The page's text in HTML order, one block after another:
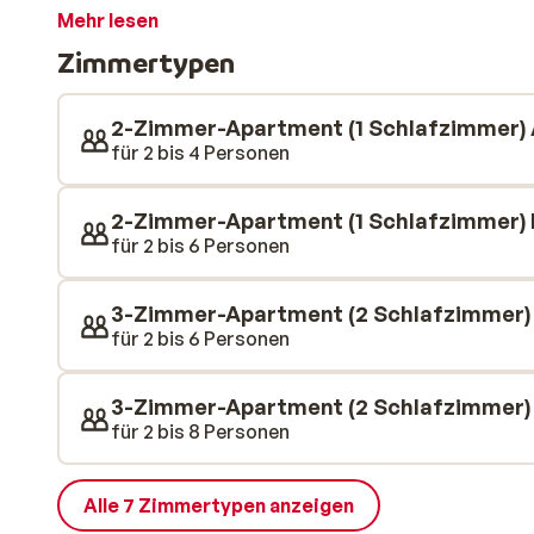
und bieten einen Balkon. Hier können Sie wunderbar
beheiztes Hallenbad, eine Sauna und ein türkisches
zu genießen. Résidence Les Hauts de Comborcière
Wintersporturlaub.
Mehr lesen
Zimmertypen
2-Zimmer-Apartment (1 Schlafzimmer)
für 2 bis 4 Personen
2-Zimmer-Apartment (1 Schlafzimmer)
für 2 bis 6 Personen
3-Zimmer-Apartment (2
für 2 bis 6 Personen
3-Zimmer-Apartment (2 Schlafzimmer)
für 2 bis 8 Personen
Alle 7 Zimmertypen anzeigen